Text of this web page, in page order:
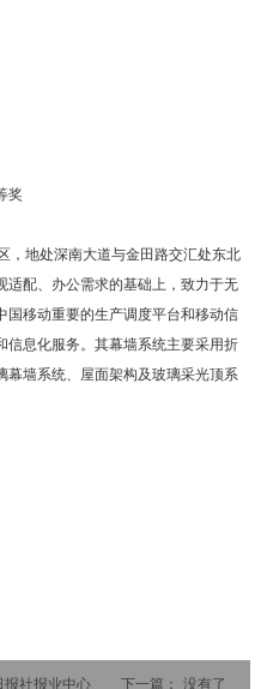
奖
，地处深南大道与金田路交汇处东北
适配、办公需求的基础上，致力于无
国移动重要的生产调度平台和移动信
信息化服务。其幕墙系统主要采用折
幕墙系统、屋面架构及玻璃采光顶系
报社报业中心 下一篇： 没有了